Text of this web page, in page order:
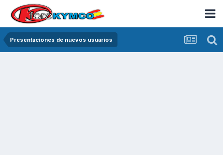
Presentaciones de nuevos usuarios